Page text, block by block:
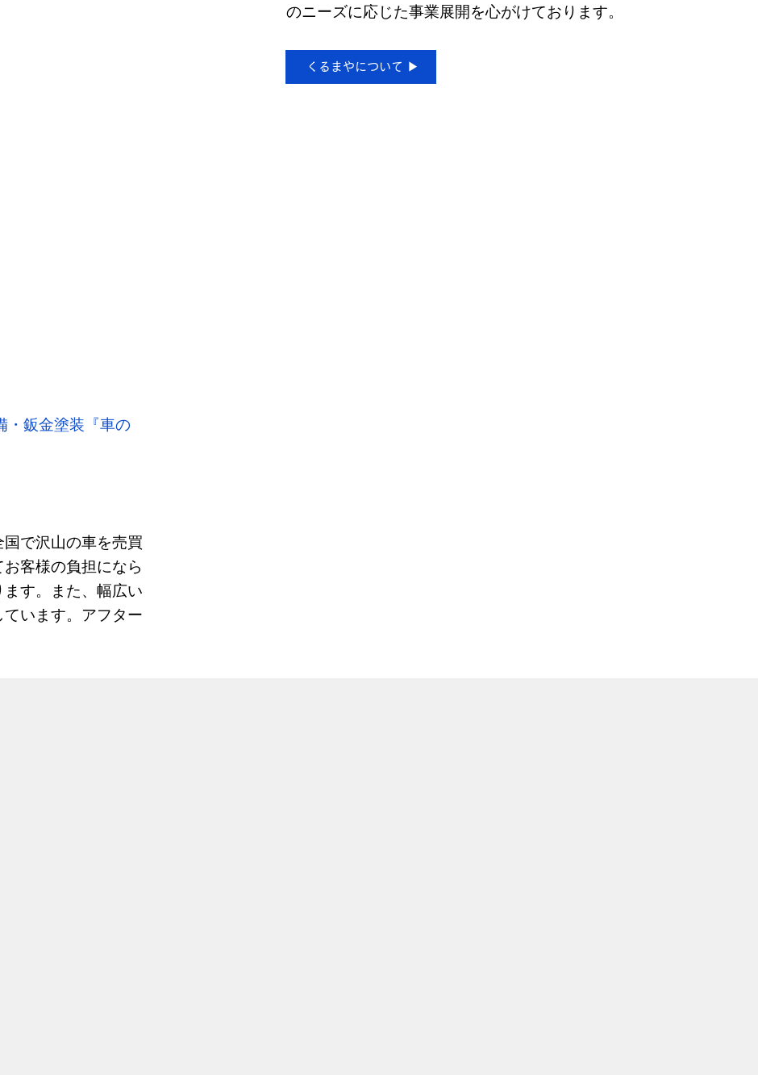
・鈑金塗装『車の
で沢山の車を売買
客様の負担になら
す。また、幅広い
います。アフター
のニーズに応じた事業展開を心がけております。
くるまやについて ▶